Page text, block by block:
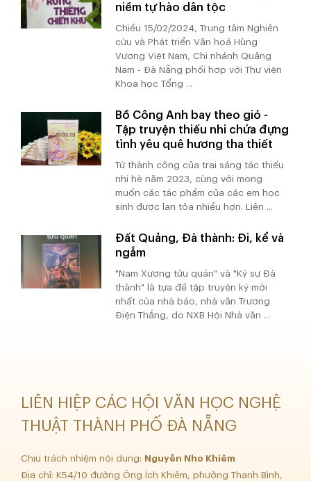
niềm tự hào dân tộc
Chiều 15/02/2024, Trung tâm Nghiên
cứu và Phát triển Văn hoá Hùng
Vương Việt Nam, Chi nhánh Quảng
Nam - Đà Nẵng phối hợp với Thư viện
Khoa học Tổng ...
Bồ Công Anh bay theo gió -
Tập truyện thiếu nhi chứa đựng
tình yêu quê hương tha thiết
Từ thành công của trại sáng tác thiếu
nhi hè năm 2023, cùng với mong
muốn các tác phẩm của các em học
sinh được lan tỏa nhiều hơn. Liên ...
Đất Quảng, Đà thành: Đi, kể và
ngẫm
"Nam Xương tửu quán" và "Ký sự Đà
thành" là tựa đề tập truyện ký mới
nhất của nhà báo, nhà văn Trương
Điện Thắng, do NXB Hội Nhà văn ...
LIÊN HIỆP CÁC HỘI VĂN HỌC NGHỆ
THUẬT THÀNH PHỐ ĐÀ NẴNG
Chịu trách nhiệm nội dung: Nguyễn Nho Khiêm
Địa chỉ: K54/10 đường Ông Ích Khiêm, phường Thanh Bình,